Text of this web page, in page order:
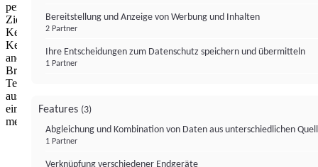
personalisierte Werbung, Messung von Werbeleistung und
Zielgruppenforschung. Cookies, Endgeräte- oder ähnliche Online-
Kennungen (z. B. login-basierte Kennungen, zufällig generierte
Kennungen, netzwerkbasierte Kennungen) können zusammen mit
anderen Informationen (z. B. Browsertyp und
Browserinformationen, Sprache, Bildschirmgröße, unterstützte
Technologien usw.) auf Ihrem Endgerät gespeichert oder von dort
ausgelesen werden, um es jedes Mal wiederzuerkennen, wenn es
eine App oder einer Webseite aufruft. Dies geschieht für einen oder
mehrere der hier aufgeführten Verarbeitungszwecke.
Bereitstellung und Anzeige von Werbung und Inhalten
2 Partner
Ihre Entscheidungen zum Datenschutz speichern und übermitteln
1 Partner
Features (3)
Abgleichung und Kombination von Daten aus unterschiedlichen
1 Partner
Verknüpfung verschiedener Endgeräte
ImpressumDatenschutzerklärung